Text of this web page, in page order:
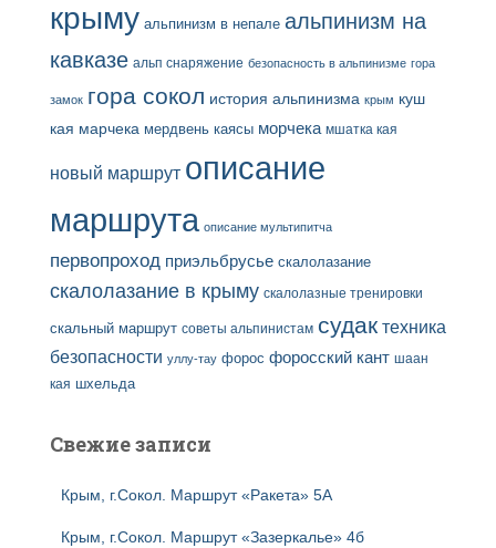
крыму альпинизм в непале альпинизм на
кавказе альп снаряжение безопасность в альпинизме гора
замок гора сокол история альпинизма крым куш
кая марчека мердвень каясы морчека мшатка кая
новый маршрут описание
маршрута описание мультипитча
первопроход приэльбрусье скалолазание
скалолазание в крыму скалолазные тренировки
скальный маршрут советы альпинистам судак техника
безопасности уллу-тау форос форосский кант шаан
кая шхельда
Свежие записи
Крым, г.Сокол. Маршрут «Ракета» 5А
Крым, г.Сокол. Маршрут «Зазеркалье» 4б